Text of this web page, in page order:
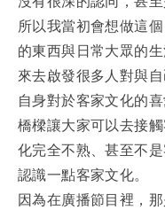
所以我當初會想做這
的東西與日常大眾的
來去啟發很多人對與
自身對於客家文化的
橋樑讓大家可以去接
化完全不熟、甚至不
認識一點客家文化。
因為在廣播節目裡，